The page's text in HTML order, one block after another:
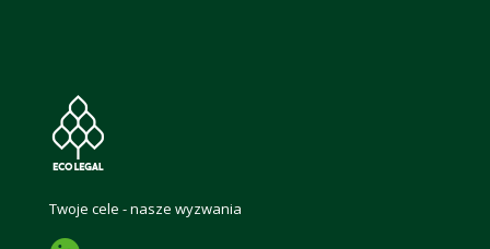
Twoje cele - nasze wyzwania